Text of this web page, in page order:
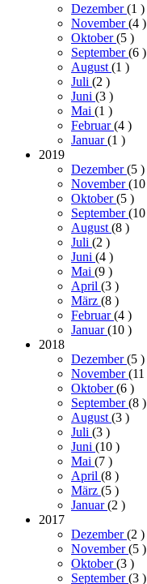
Dezember(1 )
November(4 )
Oktober(5 )
September(6 )
August(1 )
Juli (2 )
Juni (3 )
Mai (1 )
Februar(4 )
Januar(1 )
2019
Dezember(5 )
November(10
Oktober(5 )
September(10
August(8 )
Juli (2 )
Juni (4 )
Mai (9 )
April (3 )
März (8 )
Februar(4 )
Januar(10 )
2018
Dezember(5 )
November(11
Oktober(6 )
September(8 )
August(3 )
Juli (3 )
Juni (10 )
Mai (7 )
April (8 )
März (5 )
Januar(2 )
2017
Dezember(2 )
November(5 )
Oktober(3 )
September(3 )